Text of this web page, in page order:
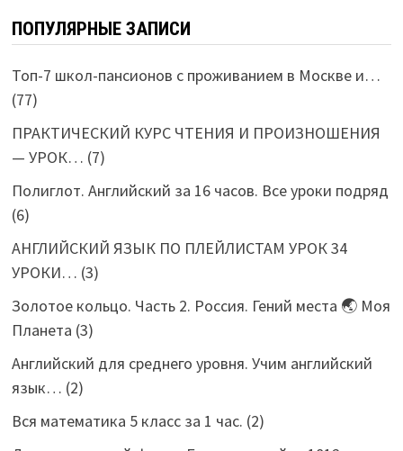
ПОПУЛЯРНЫЕ ЗАПИСИ
Топ-7 школ-пансионов с проживанием в Москве и…
(77)
ПРАКТИЧЕСКИЙ КУРС ЧТЕНИЯ И ПРОИЗНОШЕНИЯ
— УРОК… (7)
Полиглот. Английский за 16 часов. Все уроки подряд
(6)
АНГЛИЙСКИЙ ЯЗЫК ПО ПЛЕЙЛИСТАМ УРОК 34
УРОКИ… (3)
Золотое кольцо. Часть 2. Россия. Гений места 🌏 Моя
Планета (3)
Английский для среднего уровня. Учим английский
язык… (2)
Вся математика 5 класс за 1 час. (2)